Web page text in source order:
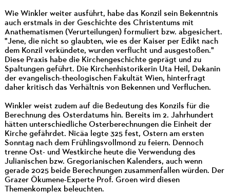
Wie Winkler weiter ausführt, habe das Konzil sein Bekenntnis
auch erstmals in der Geschichte des Christentums mit
Anathematismen (Verurteilungen) formuliert bzw. abgesichert.
"Jene, die nicht so glaubten, wie es der Kaiser per Edikt nach
dem Konzil verkündete, wurden verflucht und ausgestoßen."
Diese Praxis habe die Kirchengeschichte geprägt und zu
Spaltungen geführt. Die Kirchenhistorikerin Uta Heil, Dekanin
der evangelisch-theologischen Fakultät Wien, hinterfragt
daher kritisch das Verhältnis von Bekennen und Verfluchen.
Winkler weist zudem auf die Bedeutung des Konzils für die
Berechnung des Osterdatums hin. Bereits im 2. Jahrhundert
hätten unterschiedliche Osterberechnungen die Einheit der
Kirche gefährdet. Nicäa legte 325 fest, Ostern am ersten
Sonntag nach dem Frühlingsvollmond zu feiern. Dennoch
trenne Ost- und Westkirche heute die Verwendung des
Julianischen bzw. Gregorianischen Kalenders, auch wenn
gerade 2025 beide Berechnungen zusammenfallen würden. Der
Grazer Ökumene-Experte Prof. Groen wird diesen
Themenkomplex beleuchten.